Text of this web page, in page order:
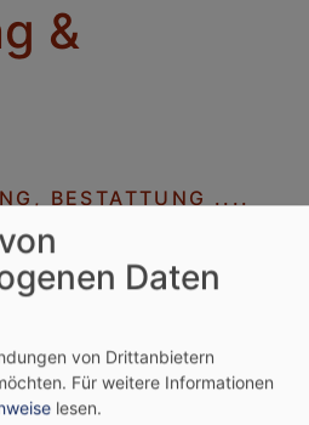
&
BESTATTUNG ....
Daten
von Drittanbietern
Für weitere Informationen
lesen.